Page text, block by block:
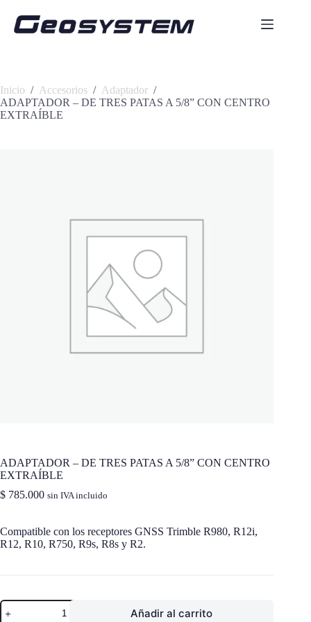
contenido
Inicio / Accesorios / Adaptador /
ADAPTADOR – DE TRES PATAS A 5/8” CON CENTRO
EXTRAÍBLE
ADAPTADOR – DE TRES PATAS A 5/8” CON CENTRO
EXTRAÍBLE
$ 785.000 sin IVA incluido
Compatible con los receptores GNSS Trimble R980, R12i,
R12, R10, R750, R9s, R8s y R2.
ADAPTADOR
Añadir al carrito